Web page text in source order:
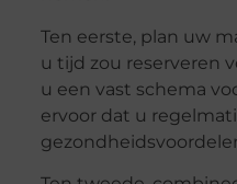
Ten eerste, plan uw
u tijd zou reserveren
u een vast schema
ervoor dat u